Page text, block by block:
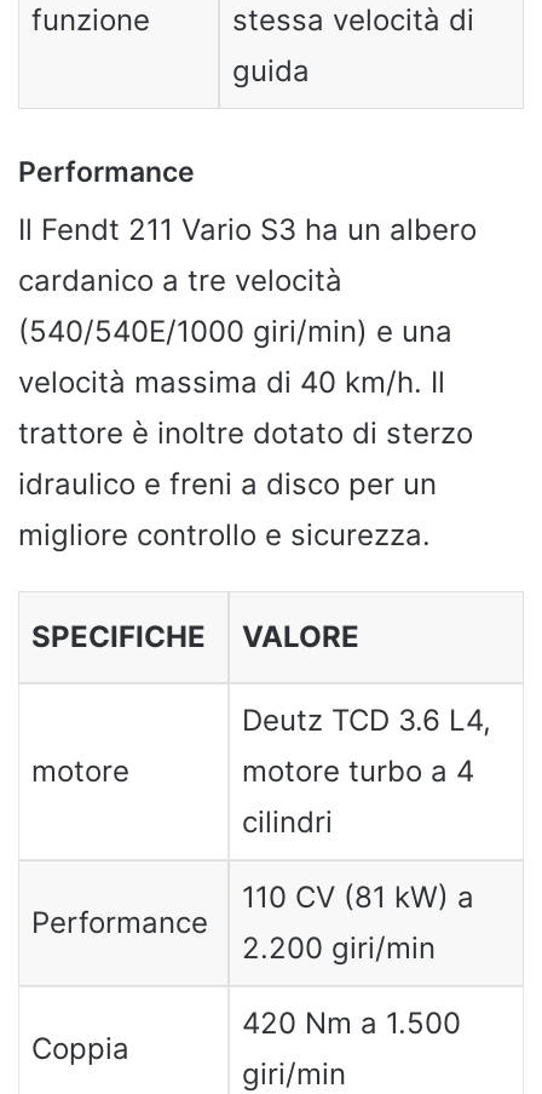
funzione
stessa velocità di
guida
Performance
Il Fendt 211 Vario S3 ha un albero
cardanico a tre velocità
(540/540E/1000 giri/min) e una
velocità massima di 40 km/h. Il
trattore è inoltre dotato di sterzo
idraulico e freni a disco per un
migliore controllo e sicurezza.
SPECIFICHE VALORE
motore
Deutz TCD 3.6 L4,
motore turbo a 4
cilindri
Performance
110 CV (81 kW) a
2.200 giri/min
Coppia
420 Nm a 1.500
giri/min